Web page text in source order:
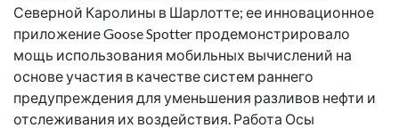
Северной Каролины в Шарлотте; ее инновационное
приложение Goose Spotter продемонстрировало
мощь использования мобильных вычислений на
основе участия в качестве систем раннего
предупреждения для уменьшения разливов нефти и
отслеживания их воздействия. Работа Осы